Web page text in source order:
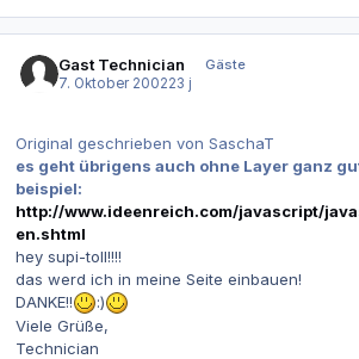
Gast Technician
Gäste
7. Oktober 200223 j
Original geschrieben von SaschaT
es geht übrigens auch ohne Layer ganz
beispiel:
http://www.ideenreich.com/javascript/
en.shtml
hey supi-toll!!!!
das werd ich in meine Seite einbauen!
DANKE!!
:)
Viele Grüße,
Technician